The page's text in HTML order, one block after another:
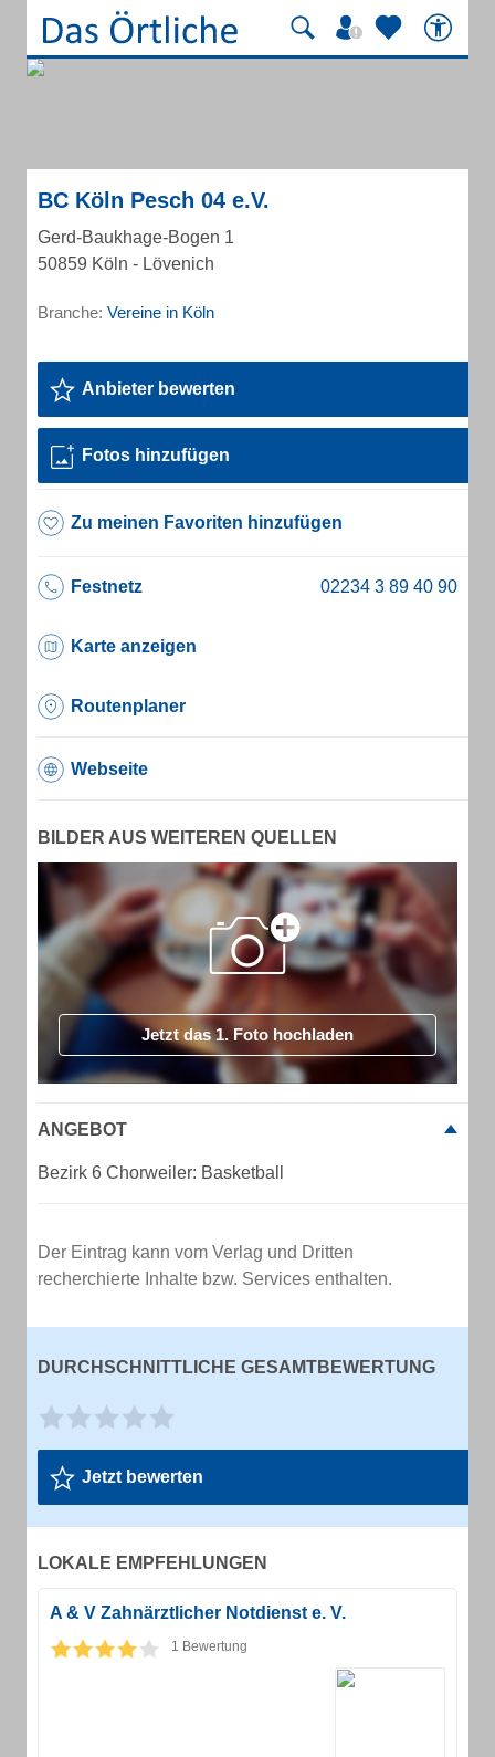
BC Köln Pesch 04 e.V.
Gerd-Baukhage-Bogen 1
50859 Köln - Lövenich
Branche: Vereine in Köln
Anbieter bewerten
Fotos hinzufügen
Zu meinen Favoriten hinzufügen
Festnetz
Karte anzeigen
Routenplaner
Webseite
BILDER AUS WEITEREN QUELLEN
Jetzt das 1. Foto hochladen
ANGEBOT
Bezirk 6 Chorweiler: Basketball
Der Eintrag kann vom Verlag und Dritten
recherchierte Inhalte bzw. Services enthalten.
DURCHSCHNITTLICHE GESAMTBEWERTUNG
Jetzt bewerten
LOKALE EMPFEHLUNGEN
A & V Zahnärztlicher Notdienst e. V.
1 Bewertung